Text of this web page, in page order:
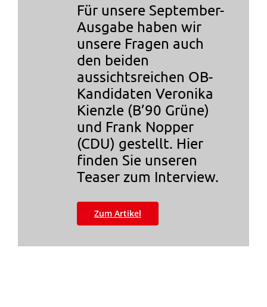
Für unsere September-
Ausgabe haben wir
unsere Fragen auch
den beiden
aussichtsreichen OB-
Kandidaten Veronika
Kienzle (B’90 Grüne)
und Frank Nopper
(CDU) gestellt. Hier
finden Sie unseren
Teaser zum Interview.
Zum Artikel